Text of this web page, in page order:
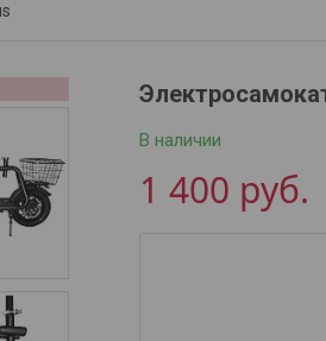
В наличии
1 400 руб.